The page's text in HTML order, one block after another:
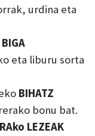
urdina eta
eta liburu sorta
BIHATZ
bonu bat.
LEZEAK